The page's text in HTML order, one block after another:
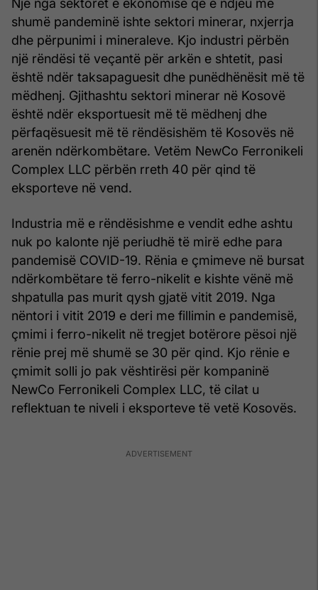
Një nga sektorët e ekonomisë që e ndjeu më
shumë pandeminë ishte sektori minerar, nxjerrja
dhe përpunimi i mineraleve. Kjo industri përbën
një rëndësi të veçantë për arkën e shtetit, pasi
është ndër taksapaguesit dhe punëdhënësit më të
mëdhenj. Gjithashtu sektori minerar në Kosovë
është ndër eksportuesit më të mëdhenj dhe
përfaqësuesit më të rëndësishëm të Kosovës në
arenën ndërkombëtare. Vetëm NewCo Ferronikeli
Complex LLC përbën rreth 40 për qind të
eksporteve në vend.
Industria më e rëndësishme e vendit edhe ashtu
nuk po kalonte një periudhë të mirë edhe para
pandemisë COVID-19. Rënia e çmimeve në bursat
ndërkombëtare të ferro-nikelit e kishte vënë më
shpatulla pas murit qysh gjatë vitit 2019. Nga
nëntori i vitit 2019 e deri me fillimin e pandemisë,
çmimi i ferro-nikelit në tregjet botërore pësoi një
rënie prej më shumë se 30 për qind. Kjo rënie e
çmimit solli jo pak vështirësi për kompaninë
NewCo Ferronikeli Complex LLC, të cilat u
reflektuan te niveli i eksporteve të vetë Kosovës.